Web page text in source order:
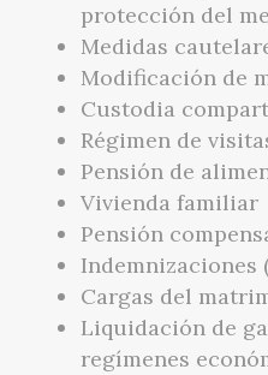
protección del
Medidas
Modificación de
Custodia
Régimen de
Pensión de
Vivienda familiar
Pensión
Indemnizaciones
Cargas del
Liquidación de
regímenes